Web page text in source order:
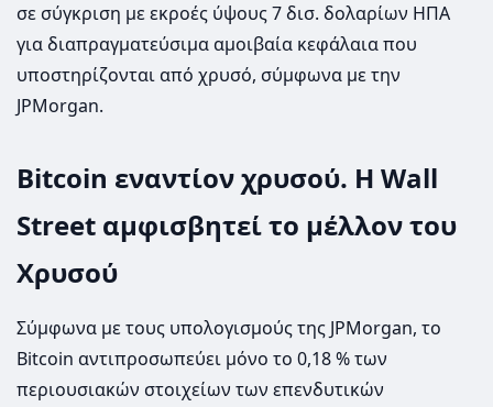
σε σύγκριση με εκροές ύψους 7 δισ. δολαρίων ΗΠΑ
για διαπραγματεύσιμα αμοιβαία κεφάλαια που
υποστηρίζονται από χρυσό, σύμφωνα με την
JPMorgan.
Bitcoin εναντίον χρυσού. Η Wall
Street αμφισβητεί το μέλλον του
Χρυσού
Σύμφωνα με τους υπολογισμούς της JPMorgan, το
Bitcoin αντιπροσωπεύει μόνο το 0,18 % των
περιουσιακών στοιχείων των επενδυτικών